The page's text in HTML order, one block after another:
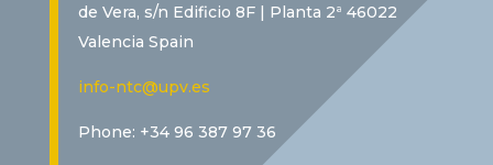
de Vera, s/n Edificio 8F | Planta 2ª 46022
Valencia Spain
info-ntc@upv.es
Phone: +34 96 387 97 36